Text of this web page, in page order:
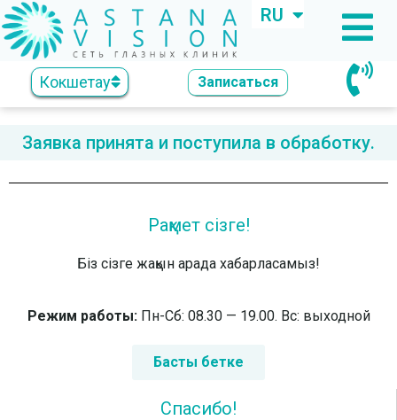
RU
KZ
Кокшетау Записаться
Заявка принята и поступила в обработку.
Рақмет сізге!
Біз сізге жақын арада хабарласамыз!
Режим работы: Пн-Сб: 08.30 — 19.00. Вс: выходной
Басты бетке
Спасибо!